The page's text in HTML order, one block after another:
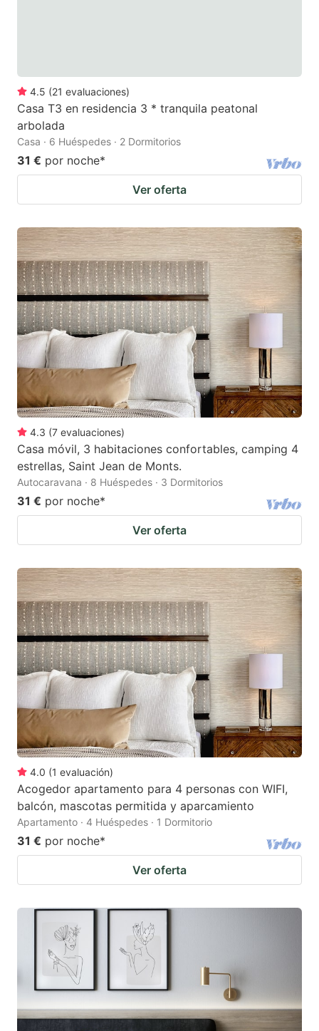
4.5 (21 evaluaciones)
Casa T3 en residencia 3 * tranquila peatonal
arbolada
Casa · 6 Huéspedes · 2 Dormitorios
31 € por noche*
Ver oferta
4.3 (7 evaluaciones)
Casa móvil, 3 habitaciones confortables, camping 4
estrellas, Saint Jean de Monts.
Autocaravana · 8 Huéspedes · 3 Dormitorios
31 € por noche*
Ver oferta
4.0 (1 evaluación)
Acogedor apartamento para 4 personas con WIFI,
balcón, mascotas permitida y aparcamiento
Apartamento · 4 Huéspedes · 1 Dormitorio
31 € por noche*
Ver oferta